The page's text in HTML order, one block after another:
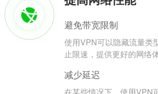
避免带宽限制
使用VPN可以隐藏流量类
止限速，提供更好的网络体
减少延迟